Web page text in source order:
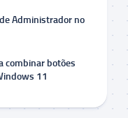
Administrador no
combinar botões
11